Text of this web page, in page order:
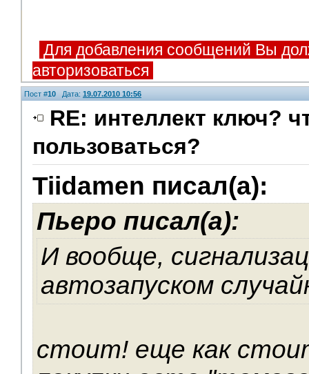
Для добавления сообщений Вы
авторизоваться
Пост #10 Дата: 19.07.2010 10:56
RE: интеллект ключ?
пользоваться?
Tiidamen писал(а):
Пьеро писал(а):
И вообще,
автозапуском
стоит! еще как